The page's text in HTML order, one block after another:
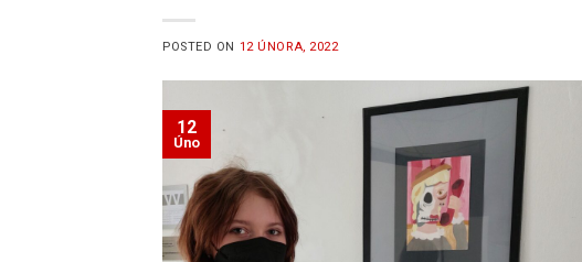
POSTED ON 12 ÚNORA, 2022
12
Úno